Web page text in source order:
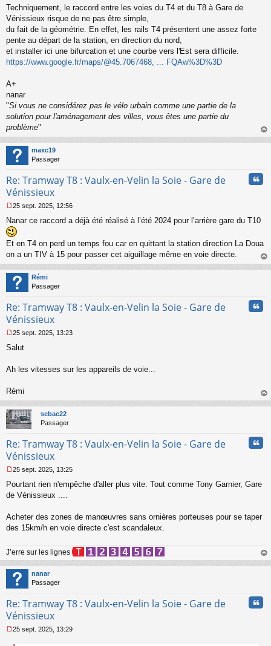
s
a
g
e
n
o
n
Techniquement, le raccord entre les voies du T4 et du T8 à Gare de
Vénissieux risque de ne pas être simple,
du fait de la géométrie. En effet, les rails T4 présentent une assez forte
pente au départ de la station, en direction du nord,
et installer ici une bifurcation et une courbe vers l'Est sera difficile.
https://www.google.fr/maps/@45.7067468, ... FQAw%3D%3D
A+
nanar
"Si vous ne considérez pas le vélo urbain comme une partie de la
solution pour l'aménagement des villes, vous êtes une partie du
problème"
au
maxc19
Passager
Re: Tramway T8 : Vaulx-en-Velin la Soie - Gare de
Vénissieux
e
s
s
a
g
n
o
n
u
25 sept. 2025, 12:56
Nanar ce raccord a déjà été réalisé à l’été 2024 pour l’arrière gare du T10
Et en T4 on perd un temps fou car en quittant la station direction La Doua
on a un TIV à 15 pour passer cet aiguillage même en voie directe.
au
Rémi
Passager
Re: Tramway T8 : Vaulx-en-Velin la Soie - Gare de
Vénissieux
e
s
e
n
o
n
l
25 sept. 2025, 13:23
Salut
Ah les vitesses sur les appareils de voie...
Rémi
au
sebac22
Passager
Re: Tramway T8 : Vaulx-en-Velin la Soie - Gare de
Vénissieux
e
s
g
e
l
u
25 sept. 2025, 13:25
Pourtant rien n'empêche d'aller plus vite. Tout comme Tony Garnier, Gare
de Vénissieux ....
Acheter des zones de manœuvres sans ornières porteuses pour se taper
des 15km/h en voie directe c'est scandaleux.
J’erre sur les lignes
au
nanar
Passager
Re: Tramway T8 : Vaulx-en-Velin la Soie - Gare de
Vénissieux
25 sept. 2025, 13:29